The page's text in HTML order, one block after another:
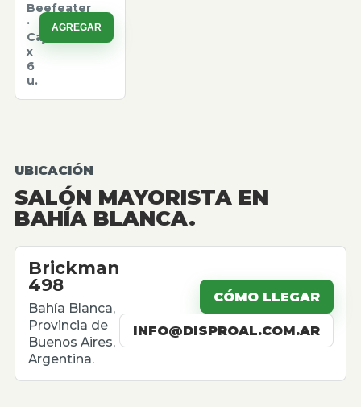
Beefeater
·
Caja
x
6
u.
AGREGAR
UBICACIÓN
SALÓN MAYORISTA EN
BAHÍA BLANCA.
Brickman
498
Bahía Blanca,
Provincia de
Buenos Aires,
Argentina.
CÓMO LLEGAR
INFO@DISPROAL.COM.AR